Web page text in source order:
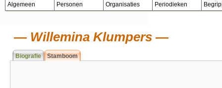
Algemeen Personen Organisaties Periodieken
Willemina Klumpers
Biografie Stamboom